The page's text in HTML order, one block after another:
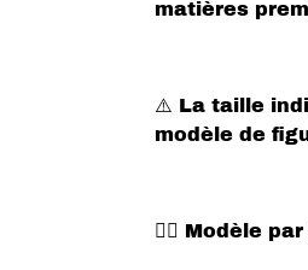
matières
⚠️ La taille
modèle de
✍🏻 Modèle par